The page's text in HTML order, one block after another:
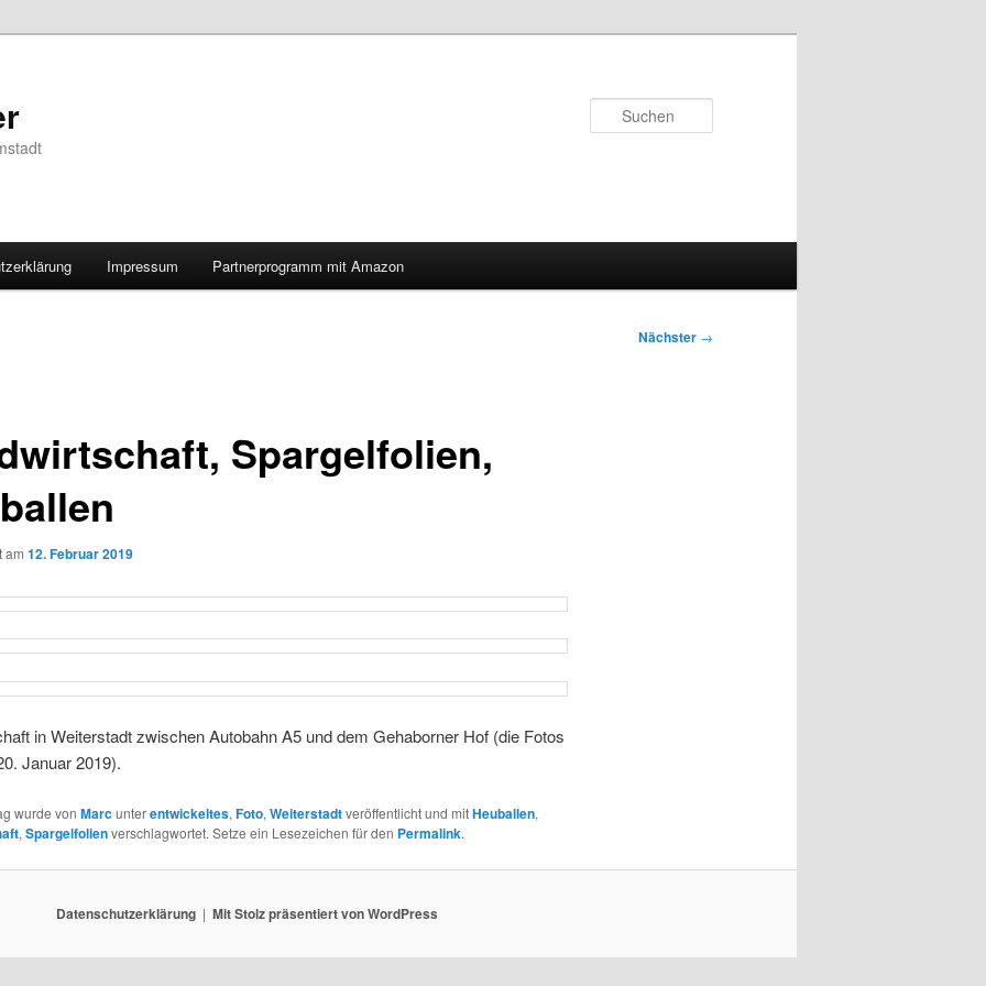
Impressum Partnerprogramm mit Amazon
Nächster →
Spargelfolien,
am 12. Februar 2019
in Weiterstadt zwischen Autobahn A5 und dem Gehaborner Hof (die Fotos
Januar 2019).
wurde von Marcunterentwickeltes, Foto, Weiterstadtveröffentlicht und mitHeuballen,
, Spargelfolienverschlagwortet. Setze ein Lesezeichen für den Permalink.
Datenschutzerklärung Mit Stolz präsentiert von WordPress